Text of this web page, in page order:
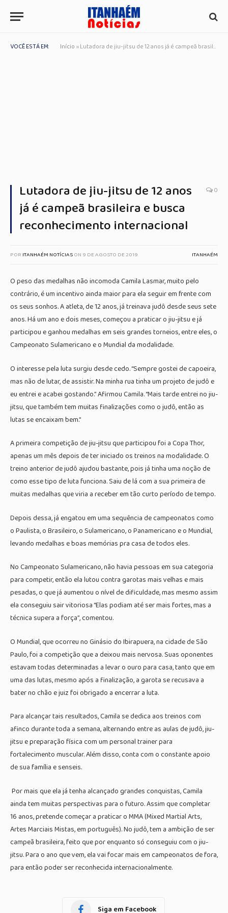
VOCÊ ESTÁ EM: Início »Lutadora de jiu-jitsu de 12 anos já é campeã brasileira e busca reconhecimento internacional
Lutadora de jiu-jitsu de 12 anos
já é campeã brasileira e busca
reconhecimento internacional
0
POR ITANHAÉM NOTÍCIASON 9 DE AGOSTO DE 2019 ITANHAÉM
O peso das medalhas não incomoda Camila Lasmar, muito pelo
contrário, é um incentivo ainda maior para ela seguir em frente com
os seus sonhos. A atleta, de 12 anos, já treinava judô desde seus sete
anos. Há um ano e dois meses, começou a praticar o jiu-jitsu e já
participou e ganhou medalhas em seis grandes torneios, entre eles, o
Campeonato Sulamericano e o Mundial da modalidade.
O interesse pela luta surgiu desde cedo. “Sempre gostei de capoeira,
mas não de lutar, de assistir. Na minha rua tinha um projeto de judô e
eu entrei e acabei gostando.” Afirmou Camila. “Mais tarde entrei no jiu-
jitsu, que também tem muitas finalizações como o judô, então as
lutas se encaixam bem.”
A primeira competição de jiu-jitsu que participou foi a Copa Thor,
apenas um mês depois de ter iniciado os treinos na modalidade. O
treino anterior de judô ajudou bastante, pois já tinha uma noção de
como esse tipo de luta funciona. Saiu de lá com a sua primeira de
muitas medalhas que viria a receber em tão curto período de tempo.
Depois dessa, já engatou em uma sequência de campeonatos como
o Paulista, o Brasileiro, o Sulamericano, o Panamericano e o Mundial,
levando medalhas e boas memórias pra casa de todos eles.
No Campeonato Sulamericano, não havia pessoas em sua categoria
para competir, então ela lutou contra garotas mais velhas e mais
pesadas, o que já aumentou o nível de dificuldade, mas mesmo assim
ela conseguiu sair vitoriosa “Elas podiam até ser mais fortes, mas a
técnica supera a força”, comentou.
O Mundial, que ocorreu no Ginásio do Ibirapuera, na cidade de São
Paulo, foi a competição que a deixou mais nervosa. Suas oponentes
estavam todas determinadas a levar o ouro para casa, tanto que em
uma das lutas, mesmo após a finalização, a garota se recusava a
bater no chão e juiz foi obrigado a encerrar a luta.
Para alcançar tais resultados, Camila se dedica aos treinos com
afinco durante toda a semana, alternando entre as aulas de judô, jiu-
jitsu e preparação física com um personal trainer para
fortalecimento muscular. Além disso, conta com o constante apoio
de sua família e senseis.
Por mais que ela já tenha alcançado grandes conquistas, Camila
ainda tem muitas perspectivas para o futuro. Assim que completar
16 anos, pretende começar a praticar o MMA (Mixed Martial Arts,
Artes Marciais Mistas, em português). No judô, tem a ambição de ser
campeã brasileira, feito que por enquanto só conseguiu com o jiu-
jitsu. Para o ano que vem, ela vai focar mais em campeonatos de fora,
para então poder ser reconhecida internacionalmente.
Siga em Facebook